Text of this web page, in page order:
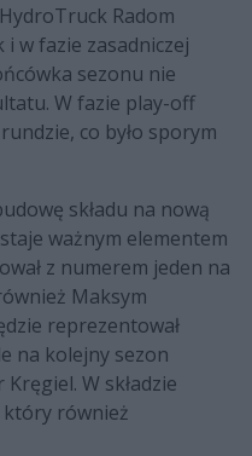
Radom
i w fazie zasadniczej
sezonu nie
W fazie play-off
co było sporym
składu na nową
ważnym elementem
z numerem jeden na
Maksym
reprezentował
na kolejny sezon
W składzie
który również